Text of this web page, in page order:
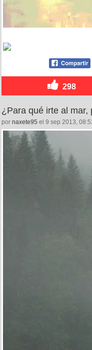
298
¿Para qué irte al
por naxete95 el 9 sep 2013,